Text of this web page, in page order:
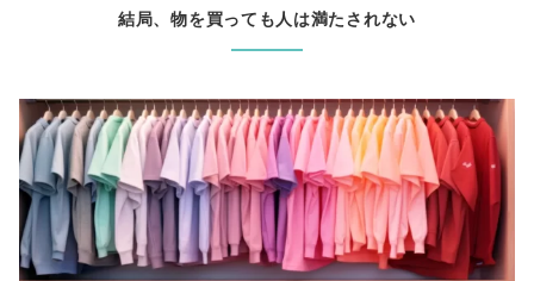
結局、物を買っても人は満たされない